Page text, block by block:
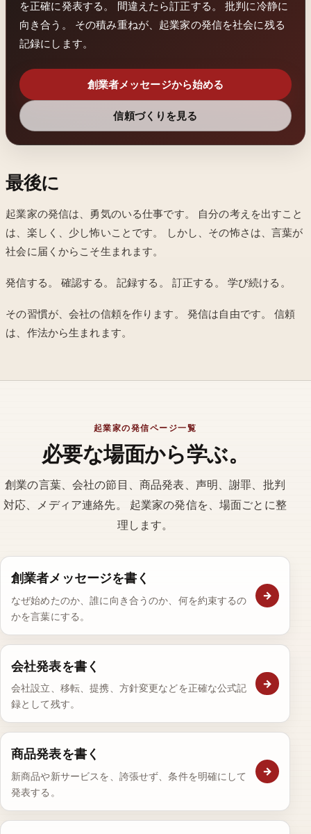
を正確に発表する。 間違えたら訂正する。 批判に冷静に
向き合う。 その積み重ねが、起業家の発信を社会に残る
記録にします。
創業者メッセージから始める
信頼づくりを見る
最後に
起業家の発信は、勇気のいる仕事です。 自分の考えを出すこと
は、楽しく、少し怖いことです。 しかし、その怖さは、言葉が
社会に届くからこそ生まれます。
発信する。 確認する。 記録する。 訂正する。 学び続ける。
その習慣が、会社の信頼を作ります。 発信は自由です。 信頼
は、作法から生まれます。
起業家の発信ページ一覧
必要な場面から学ぶ。
創業の言葉、会社の節目、商品発表、声明、謝罪、批判
対応、メディア連絡先。 起業家の発信を、場面ごとに整
理します。
創業者メッセージを書く
なぜ始めたのか、誰に向き合うのか、何を約束するの
かを言葉にする。
→
会社発表を書く
会社設立、移転、提携、方針変更などを正確な公式記
録として残す。
→
商品発表を書く
新商品や新サービスを、誇張せず、条件を明確にして
発表する。
→